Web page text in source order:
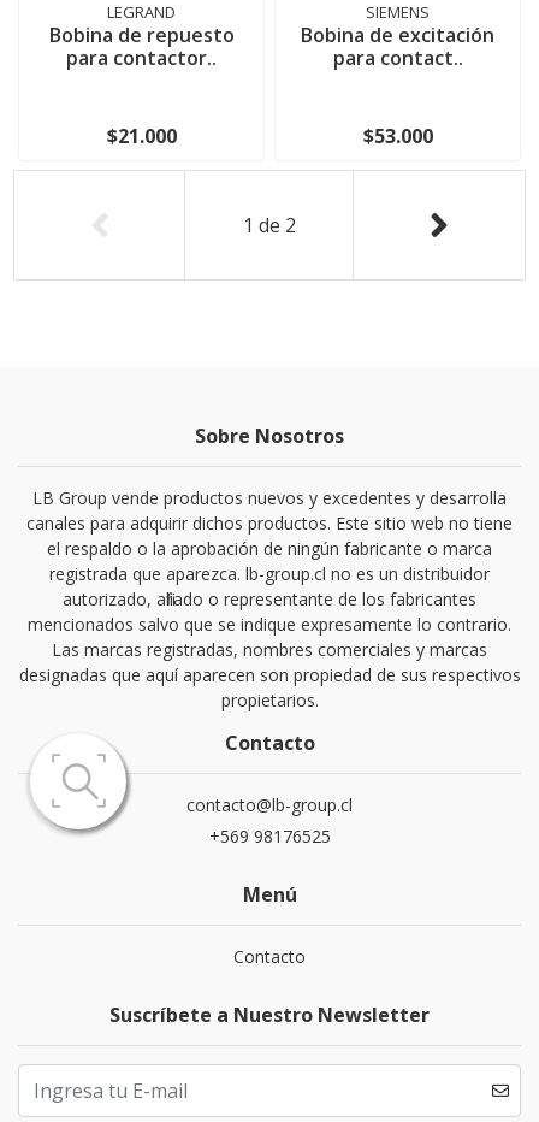
LEGRAND
Bobina de repuesto
para contactor..
$21.000
SIEMENS
Bobina de excitación
para contact..
$53.000
1 de 2
Sobre Nosotros
LB Group vende productos nuevos y excedentes y desarrolla
canales para adquirir dichos productos. Este sitio web no tiene
el respaldo o la aprobación de ningún fabricante o marca
registrada que aparezca. lb-group.cl no es un distribuidor
autorizado, afiliado o representante de los fabricantes
mencionados salvo que se indique expresamente lo contrario.
Las marcas registradas, nombres comerciales y marcas
designadas que aquí aparecen son propiedad de sus respectivos
propietarios.
Contacto
contacto@lb-group.cl
+569 98176525
Menú
Contacto
Suscríbete a Nuestro Newsletter